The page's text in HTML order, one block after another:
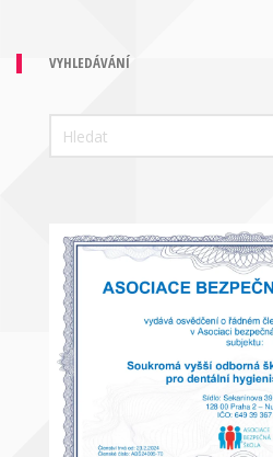
VYHLEDÁVÁNÍ